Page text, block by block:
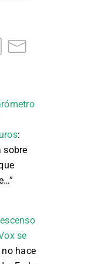
:
sobre
”
se
hace